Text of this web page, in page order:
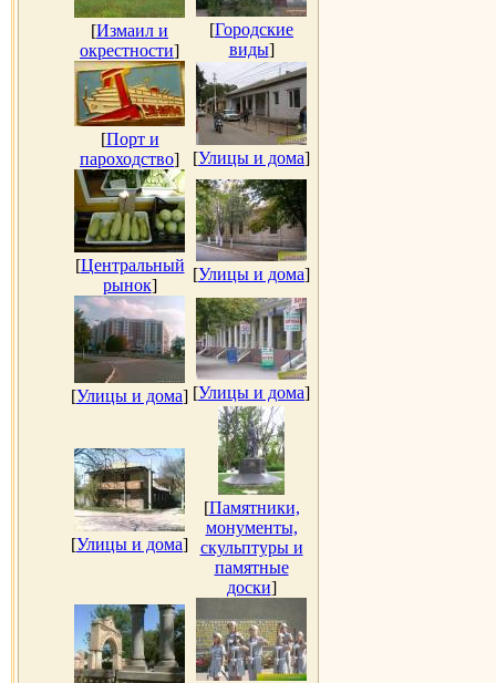
[Измаил и
окрестности]
[Городские
виды]
[Порт и
пароходство] [Улицы и дома]
[Центральный
рынок]
[Улицы и дома]
[Улицы и дома] [Улицы и дома]
[Улицы и дома]
[Памятники,
монументы,
скульптуры и
памятные
доски]